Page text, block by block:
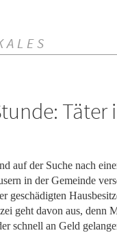
auf der Suche nach
in der Gemeinde
geschädigten
geht davon aus, denn
schnell an Geld